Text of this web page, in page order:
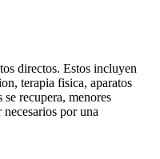
directos. Estos incluyen
terapia fisica, aparatos
recupera, menores
por una